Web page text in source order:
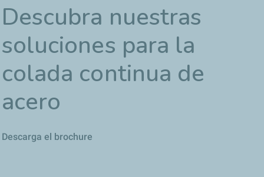
Descubra nuestras
soluciones para la
colada continua de
acero
Descarga el brochure